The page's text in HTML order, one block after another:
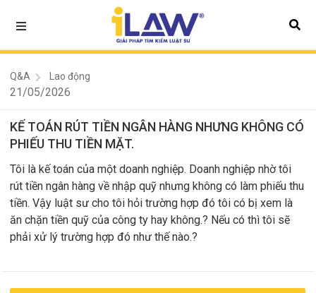
Q&A Lao động
21/05/2026
KẾ TOÁN RÚT TIỀN NGÂN HÀNG NHƯNG KHÔNG CÓ
PHIẾU THU TIỀN MẶT.
Tôi là kế toán của một doanh nghiệp. Doanh nghiệp nhờ tôi
rút tiền ngân hàng về nhập quỹ nhưng không có làm phiếu thu
tiền. Vậy luật sư cho tôi hỏi trường hợp đó tôi có bị xem là
ăn chặn tiền quỹ của công ty hay không.? Nếu có thì tôi sẽ
phải xử lý trường hợp đó như thế nào.?